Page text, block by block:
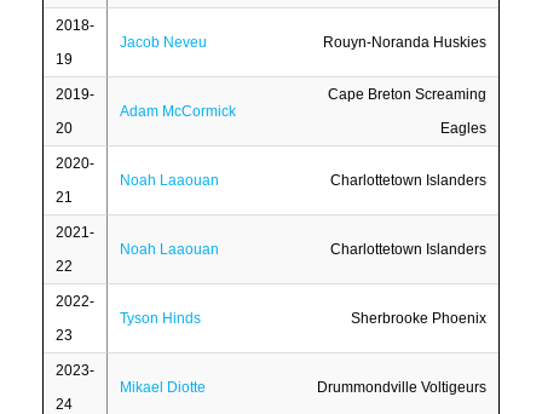
2018-
19
Jacob Neveu Rouyn-Noranda Huskies
2019-
20
Adam McCormick
Cape Breton Screaming
Eagles
2020-
21
Noah Laaouan Charlottetown Islanders
2021-
22
Noah Laaouan Charlottetown Islanders
2022-
23
Tyson Hinds Sherbrooke Phoenix
2023-
24
Mikael Diotte Drummondville Voltigeurs